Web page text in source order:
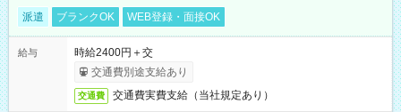
派遣 ブランクOK WEB登録・面接OK
給与
時給2400円＋交
交通費別途支給あり
交通費 交通費実費支給（当社規定あり）